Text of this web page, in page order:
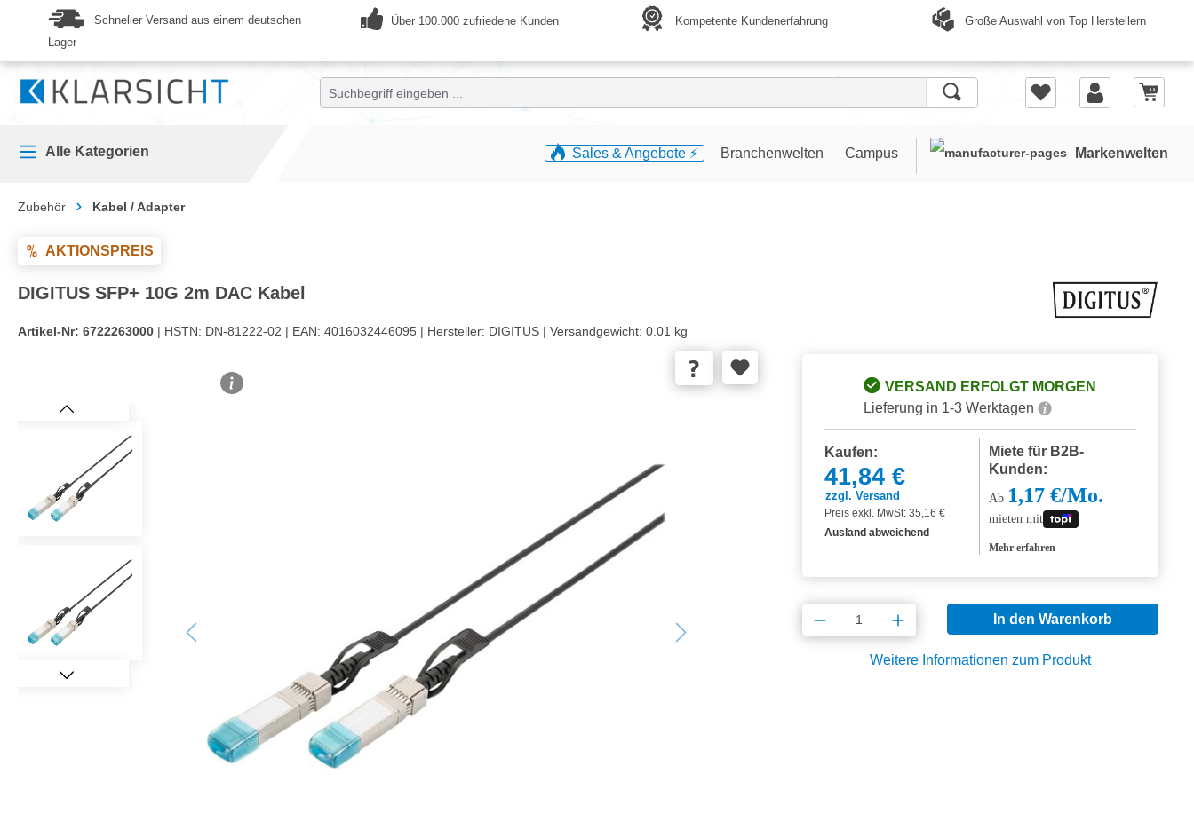
Zur Hauptnavigation springen
Schneller Versand aus einem deutschen
Lager
Über 100.000 zufriedene Kunden Kompetente Kundenerfahrung Große Auswahl von Top Herstellern
Alle Kategorien Sales & Angebote ⚡️ Branchenwelten Campus Markenwelten
Zubehör Kabel / Adapter
AKTIONSPREIS
DIGITUS SFP+ 10G 2m DAC Kabel
Artikel-Nr: 6722263000 | HSTN: DN-81222-02 | EAN: 4016032446095 | Hersteller: DIGITUS | Versandgewicht: 0.01 kg
Bildergalerie überspringen
VERSAND ERFOLGT MORGEN
Lieferung in 1-3 Werktagen
Kaufen:
41,84 €
zzgl. Versand
Preis exkl. MwSt: 35,16 €
Ausland abweichend
Miete für B2B-
Kunden:
Ab 1,17 €/Mo.
mieten mit
Mehr erfahren
Produkt Anzahl: Gib den gewünschten
In den Warenkorb
Weitere Informationen zum Produkt